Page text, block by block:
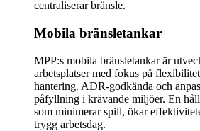
centraliserar bränsle.
Mobila bränsletankar
MPP:s mobila bränsletankar är
arbetsplatser med fokus på
hantering. ADR-godkända och
påfyllning i krävande miljöer. En
som minimerar spill, ökar
trygg arbetsdag.